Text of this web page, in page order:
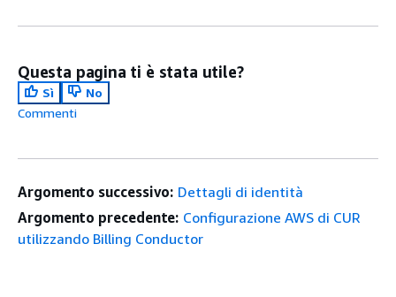
Questa pagina ti è stata utile?
Sì
No
Commenti
Argomento successivo: Dettagli di identità
Argomento precedente: Configurazione AWS di CUR
utilizzando Billing Conductor